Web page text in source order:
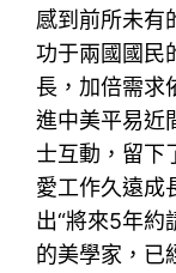
感到前所未有
功于兩國國民
長，加倍需求
進中美平易近
士互動，留下
愛工作久遠成
出“將來5年約
的美學家，已